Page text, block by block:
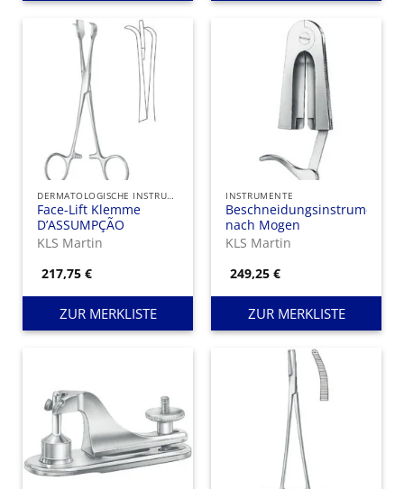
DERMATOLOGISCHE INSTRUMENTE
Face-Lift Klemme
D’ASSUMPÇÃO
KLS Martin
217,75€
ZUR MERKLISTE
INSTRUMENTE
Beschneidungsinstrument
nach Mogen
KLS Martin
249,25€
ZUR MERKLISTE